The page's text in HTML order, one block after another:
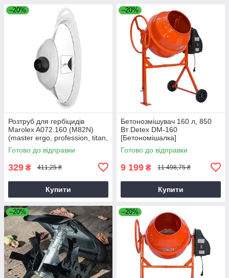
–20%
Розтруб для гербіцидів
Marolex A072.160 (M82N)
(master ergo, profession, titan,
x-line)
Готово до відправки
329 ₴ 411,25 ₴
Купити
–20%
Бетонозмішувач 160 л, 850
Вт Detex DM-160
[Бетономішалка]
Готово до відправки
9 199 ₴ 11 498,75 ₴
Купити
–20% –20%